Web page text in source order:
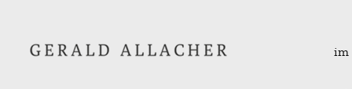
im